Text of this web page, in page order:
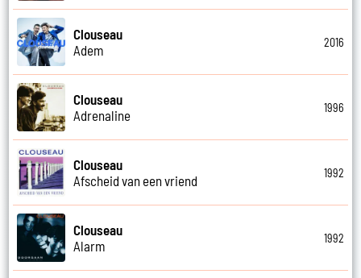
Clouseau
Adem
2016
Clouseau
Adrenaline
1996
Clouseau
Afscheid van een vriend
1992
Clouseau
Alarm
1992